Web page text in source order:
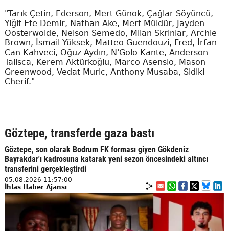
"Tarık Çetin, Ederson, Mert Günok, Çağlar Söyüncü,
Yiğit Efe Demir, Nathan Ake, Mert Müldür, Jayden
Oosterwolde, Nelson Semedo, Milan Skriniar, Archie
Brown, İsmail Yüksek, Matteo Guendouzi, Fred, İrfan
Can Kahveci, Oğuz Aydın, N'Golo Kante, Anderson
Talisca, Kerem Aktürkoğlu, Marco Asensio, Mason
Greenwood, Vedat Muric, Anthony Musaba, Sidiki
Cherif."
Göztepe, transferde gaza bastı
Göztepe, son olarak Bodrum FK forması giyen Gökdeniz
Bayrakdar'ı kadrosuna katarak yeni sezon öncesindeki altıncı
transferini gerçekleştirdi
05.08.2026 11:57:00
İhlas Haber Ajansı